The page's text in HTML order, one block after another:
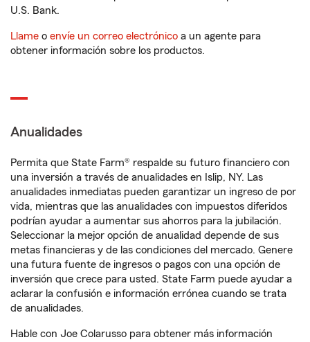
U.S. Bank.
Llame o envíe un correo electrónico a un agente para
obtener información sobre los productos.
Anualidades
Permita que State Farm® respalde su futuro financiero con
una inversión a través de anualidades en Islip, NY. Las
anualidades inmediatas pueden garantizar un ingreso de por
vida, mientras que las anualidades con impuestos diferidos
podrían ayudar a aumentar sus ahorros para la jubilación.
Seleccionar la mejor opción de anualidad depende de sus
metas financieras y de las condiciones del mercado. Genere
una futura fuente de ingresos o pagos con una opción de
inversión que crece para usted. State Farm puede ayudar a
aclarar la confusión e información errónea cuando se trata
de anualidades.
Hable con Joe Colarusso para obtener más información